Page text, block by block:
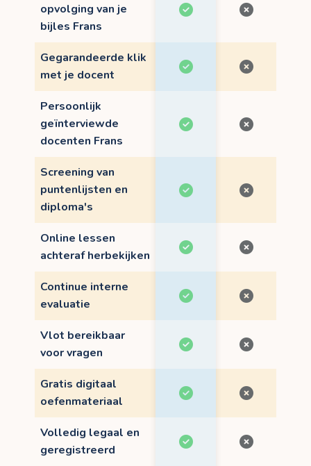
opvolging van je
bijles Frans
Gegarandeerde klik
met je docent
Persoonlijk
geïnterviewde
docenten Frans
Screening van
puntenlijsten en
diploma's
Online lessen
achteraf herbekijken
Continue interne
evaluatie
Vlot bereikbaar
voor vragen
Gratis digitaal
oefenmateriaal
Volledig legaal en
geregistreerd